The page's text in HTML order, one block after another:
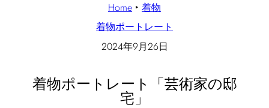
Home ‣ 着物
着物ポートレート
2024年9月26日
着物ポートレート「芸術家の邸
宅」